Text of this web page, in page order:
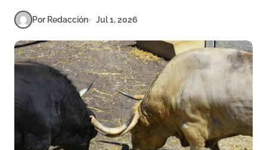
Por Redacción Jul 1, 2026